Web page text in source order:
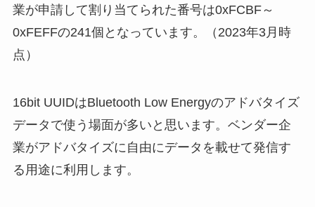
業が申請して割り当てられた番号は0xFCBF～
0xFEFFの241個となっています。（2023年3月時
点）
16bit UUIDはBluetooth Low Energyのアドバタイズ
データで使う場面が多いと思います。ベンダー企
業がアドバタイズに自由にデータを載せて発信す
る用途に利用します。